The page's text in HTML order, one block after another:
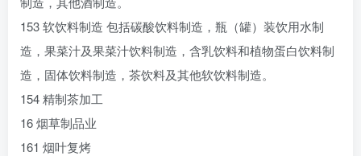
153 软饮料制造 包括碳酸饮料制造，瓶（罐）装饮用水制
造，果菜汁及果菜汁饮料制造，含乳饮料和植物蛋白饮料制
造，固体饮料制造，茶饮料及其他软饮料制造。
154 精制茶加工
16 烟草制品业
161 烟叶复烤